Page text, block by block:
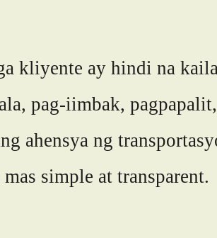
kliyente ay hindi na
pag-iimbak,
ahensya ng
simple at transparent.